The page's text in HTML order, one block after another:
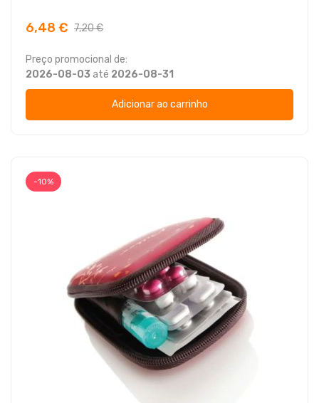
6,48 € 7,20 €
Preço promocional de:
2026-08-03 até 2026-08-31
Adicionar ao carrinho
-10%